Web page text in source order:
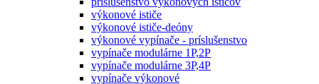
výkonové ističe
výkonové ističe-deóny
výkonové vypínače - príslušenstvo
vypínače modulárne 1P,2P
vypínače modulárne 3P,4P
vypínače výkonové